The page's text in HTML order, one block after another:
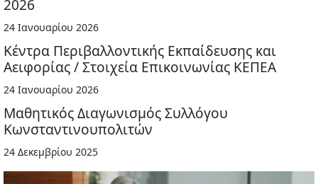
2026
24 Ιανουαρίου 2026
Κέντρα Περιβαλλοντικής Εκπαίδευσης και
Αειφορίας / Στοιχεία Επικοινωνίας ΚΕΠΕΑ
24 Ιανουαρίου 2026
Μαθητικός Διαγωνισμός Συλλόγου
Κωνσταντινουπολιτών
24 Δεκεμβρίου 2025